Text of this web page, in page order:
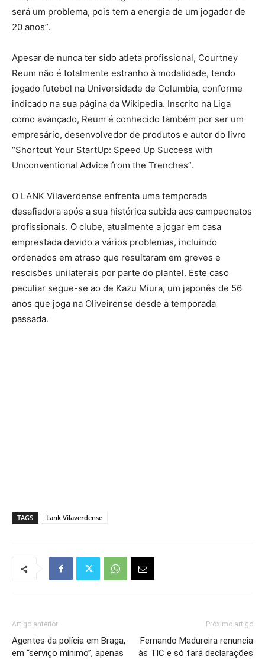
será um problema, pois tem a energia de um jogador de
20 anos”.
Apesar de nunca ter sido atleta profissional, Courtney
Reum não é totalmente estranho à modalidade, tendo
jogado futebol na Universidade de Columbia, conforme
indicado na sua página da Wikipedia. Inscrito na Liga
como avançado, Reum é conhecido também por ser um
empresário, desenvolvedor de produtos e autor do livro
“Shortcut Your StartUp: Speed Up Success with
Unconventional Advice from the Trenches”.
O LANK Vilaverdense enfrenta uma temporada
desafiadora após a sua histórica subida aos campeonatos
profissionais. O clube, atualmente a jogar em casa
emprestada devido a vários problemas, incluindo
ordenados em atraso que resultaram em greves e
rescisões unilaterais por parte do plantel. Este caso
peculiar segue-se ao de Kazu Miura, um japonês de 56
anos que joga na Oliveirense desde a temporada
passada.
TAGS Lank Vilaverdense
Artigo anterior
Agentes da polícia em Braga,
em “serviço mínimo”, apenas
Próximo artigo
Fernando Madureira renuncia
às TIC e só fará declarações